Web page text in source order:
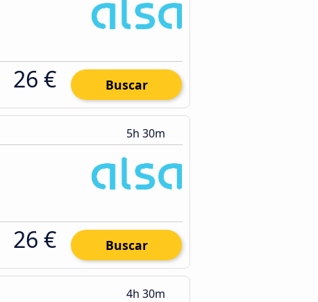
26 € Buscar
5h 30m
26 € Buscar
4h 30m